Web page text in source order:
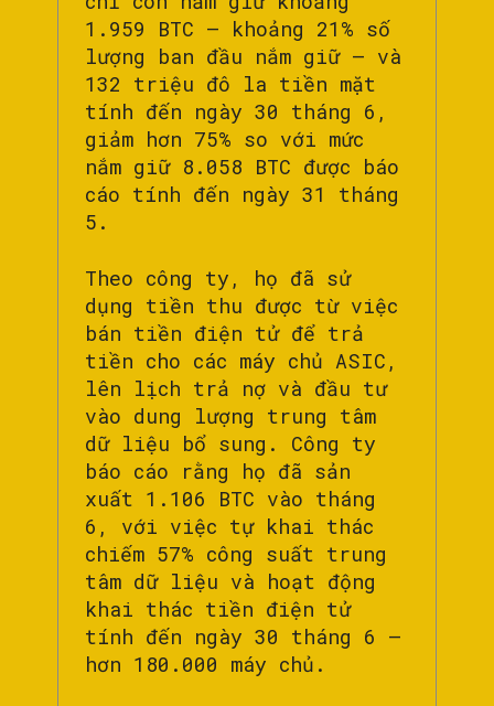
1.959 BTC – khoảng 21% số
lượng ban đầu nắm giữ – và
132 triệu đô la tiền mặt
tính đến ngày 30 tháng 6,
giảm hơn 75% so với mức
nắm giữ 8.058 BTC được báo
cáo tính đến ngày 31 tháng
5.
Theo công ty, họ đã sử
dụng tiền thu được từ việc
bán tiền điện tử để trả
tiền cho các máy chủ ASIC,
lên lịch trả nợ và đầu tư
vào dung lượng trung tâm
dữ liệu bổ sung. Công ty
báo cáo rằng họ đã sản
xuất 1.106 BTC vào tháng
6, với việc tự khai thác
chiếm 57% công suất trung
tâm dữ liệu và hoạt động
khai thác tiền điện tử
tính đến ngày 30 tháng 6 –
hơn 180.000 máy chủ.